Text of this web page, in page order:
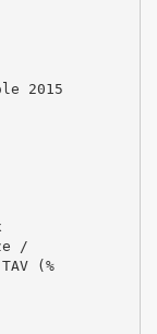
2015
/
(%